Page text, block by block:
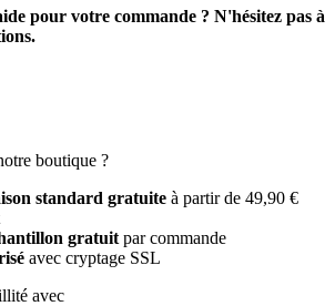
pour votre commande ? N'hésitez pas à
boutique ?
standard gratuite à partir de 49,90 €
gratuit par commande
avec cryptage SSL
avec